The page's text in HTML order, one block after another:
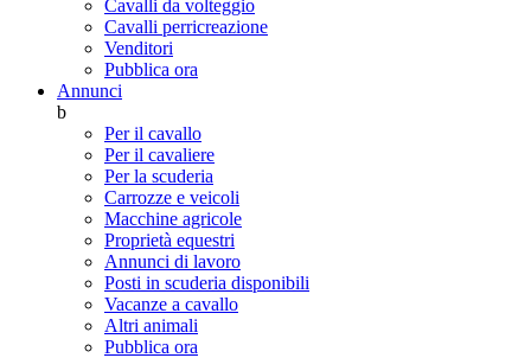
Cavalli da volteggio
Cavalli perricreazione
Venditori
Pubblica ora
Annunci
b
Per il cavallo
Per il cavaliere
Per la scuderia
Carrozze e veicoli
Macchine agricole
Proprietà equestri
Annunci di lavoro
Posti in scuderia disponibili
Vacanze a cavallo
Altri animali
Pubblica ora